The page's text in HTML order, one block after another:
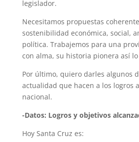
legislador.
Necesitamos propuestas
sostenibilidad económica, social,
política. Trabajemos para una
con alma, su historia pionera así
Por último, quiero darles algunos
actualidad que hacen a los logros
nacional.
-Datos: Logros y objetivos
Hoy Santa Cruz es: